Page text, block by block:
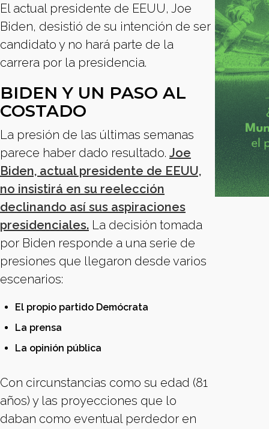
El actual presidente de EEUU, Joe
Biden, desistió de su intención de ser
candidato y no hará parte de la
carrera por la presidencia.
BIDEN Y UN PASO AL
COSTADO
La presión de las últimas semanas
parece haber dado resultado. Joe
Biden, actual presidente de EEUU,
no insistirá en su reelección
declinando así sus aspiraciones
presidenciales. La decisión tomada
por Biden responde a una serie de
presiones que llegaron desde varios
escenarios:
El propio partido Demócrata
La prensa
La opinión pública
Con circunstancias como su edad (81
años) y las proyecciones que lo
daban como eventual perdedor en